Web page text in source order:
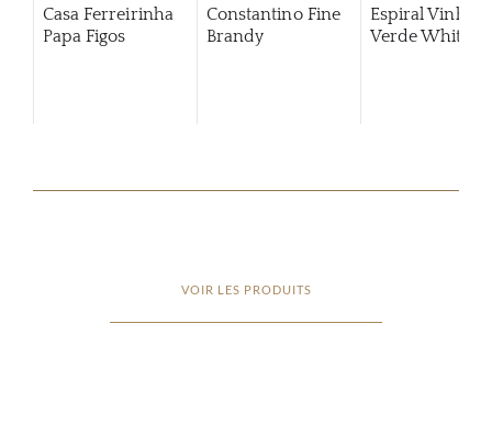
Casa Ferreirinha
Papa Figos
Constantino Fine
Brandy
Espiral Vinho
Verde White
VOIR LES PRODUITS